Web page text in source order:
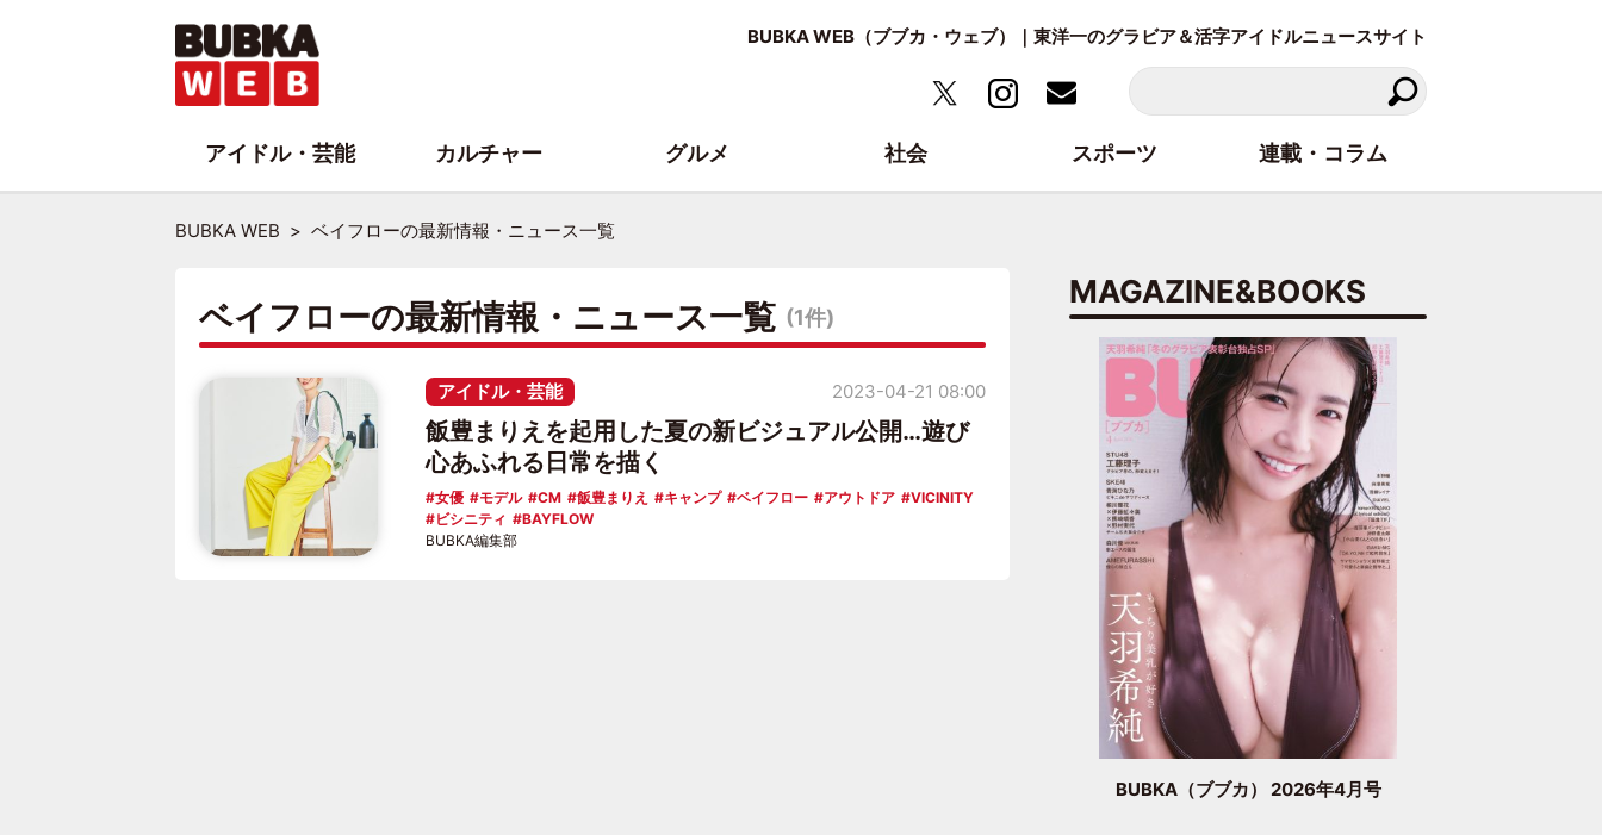
BUBKA WEB（ブブカ・ウェブ）｜東洋一のグラビア＆活字アイドルニュースサイト
BUBKA WEB ベイフローの最新情報・ニュース一覧
ベイフローの最新情報・ニュース一覧 (1件)
アイドル・芸能
飯豊まりえを起用した夏の新ビジュアル公開…遊び
心あふれる日常を描く
女優 モデル CM 飯豊まりえ キャンプ ベイフロー アウトドア
VICINITY
ビシニティ
BAYFLOW
2023-04-21 08:00
BUBKA編集部
MAGAZINE&BOOKS
BUBKA（ブブカ） 2026年4月号
アイドル・芸能 カルチャー グルメ 社会 スポーツ 連載・コラム